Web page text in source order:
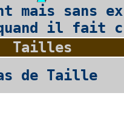
mais sans
il fait
Tailles
de Taille